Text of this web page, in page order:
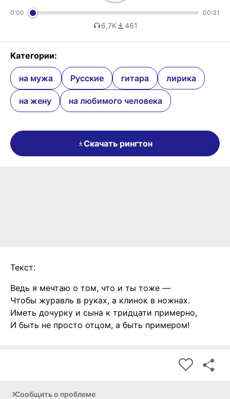
0:00 00:31
6,7K 461
Категории:
на мужа Русские гитара лирика
на жену на любимого человека
Скачать рингтон
Текст:
Ведь я мечтаю о том, что и ты тоже —
Чтобы журавль в руках, а клинок в ножнах.
Иметь дочурку и сына к тридцати примерно,
И быть не просто отцом, а быть примером!
Сообщить о проблеме